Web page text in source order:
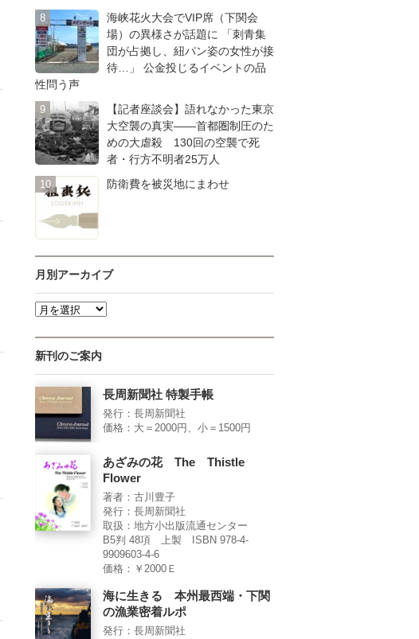
海峡花火大会でVIP席（下関会
場）の異様さが話題に 「刺青集
団が占拠し、紐パン姿の女性が接
待…」 公金投じるイベントの品
性問う声
【記者座談会】語れなかった東京
大空襲の真実――首都圏制圧のた
めの大虐殺 130回の空襲で死
者・行方不明者25万人
防衛費を被災地にまわせ
月別アーカイブ
新刊のご案内
長周新聞社 特製手帳
発行：長周新聞社
価格：大＝2000円、小＝1500円
あざみの花 The Thistle
Flower
著者：古川豊子
発行：長周新聞社
取扱：地方小出版流通センター
B5判 48項 上製 ISBN 978-4-
9909603-4-6
価格：￥2000Ｅ
海に生きる 本州最西端・下関
の漁業密着ルポ
発行：長周新聞社